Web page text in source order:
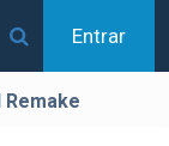
Entrar
Remake